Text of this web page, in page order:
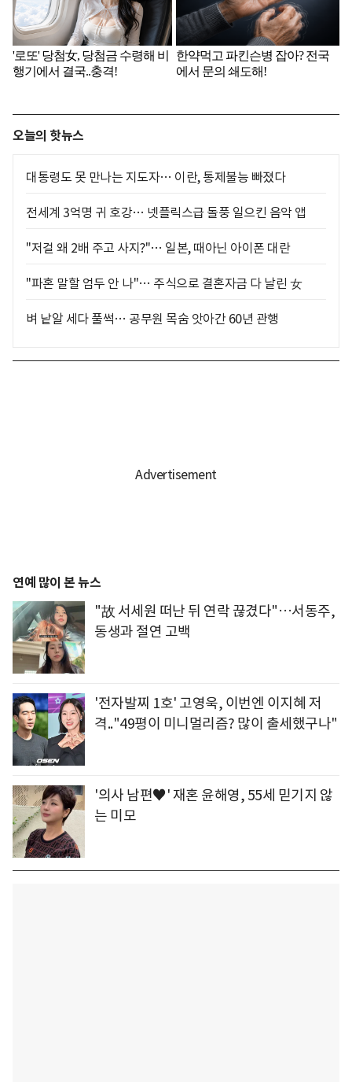
오늘의 핫뉴스
대통령도 못 만나는 지도자… 이란, 통제불능 빠졌다
전세계 3억명 귀 호강… 넷플릭스급 돌풍 일으킨 음악 앱
"저걸 왜 2배 주고 사지?"… 일본, 때아닌 아이폰 대란
"파혼 말할 엄두 안 나"… 주식으로 결혼자금 다 날린 女
벼 낱알 세다 풀썩… 공무원 목숨 앗아간 60년 관행
연예 많이 본 뉴스
"故 서세원 떠난 뒤 연락 끊겼다"…서동주,
동생과 절연 고백
'전자발찌 1호' 고영욱, 이번엔 이지혜 저
격.."49평이 미니멀리즘? 많이 출세했구나"
'의사 남편♥' 재혼 윤해영, 55세 믿기지 않
는 미모